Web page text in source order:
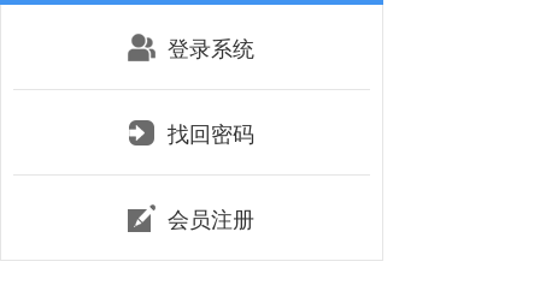
登录系统
找回密码
会员注册